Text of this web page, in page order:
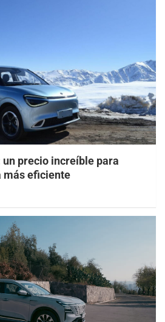
precio increíble para
más eficiente